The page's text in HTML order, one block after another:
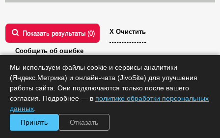
Показать результаты (0) Х Очистить
Сообщить об ошибке
РЕД ОС
Сортировать по: цене
2 3 След. Все
Мы используем файлы cookie и сервисы аналитики
(Яндекс.Метрика) и онлайн-чата (JivoSite) для улучшения
работы сайта. Они подключаются только после вашего
согласия. Подробнее — в политике обработки персональных
данных
Принять
Отказать